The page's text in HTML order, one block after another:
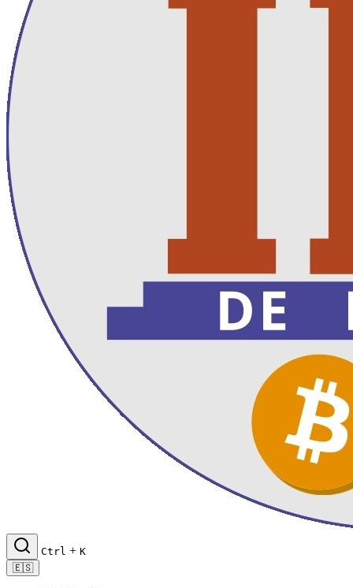
Ctrl + K
🇪🇸